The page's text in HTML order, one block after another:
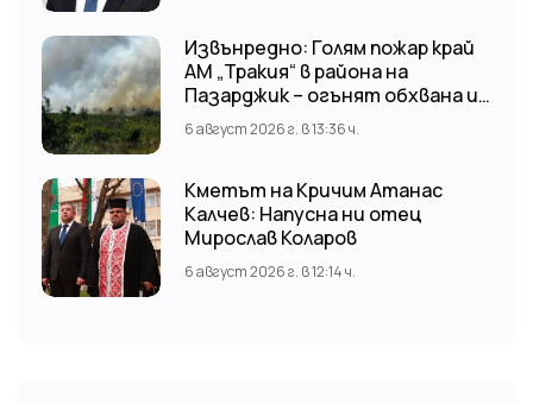
Извънредно: Голям пожар край
АМ „Тракия“ в района на
Пазарджик – огънят обхвана и
лозови масиви
6 август 2026 г. в 13:36 ч.
Кметът на Кричим Атанас
Калчев: Напусна ни отец
Мирослав Коларов
6 август 2026 г. в 12:14 ч.